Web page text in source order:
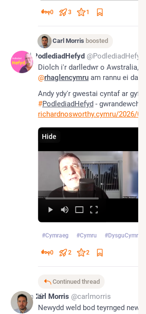
0 3 1
Carl Morris boosted
Jul 1PodlediadHefyd @PodlediadHefyd
@rhaglencymru am rannu ei
#PodlediadHefyd
richardnosworthy.cymru/2026/07
Hide
#Cymraeg #Cymru #DysguCymraeg
0 2 2
Continued thread
Jun 29Carl Morris @carlmorris
Newydd weld bod teyrnged